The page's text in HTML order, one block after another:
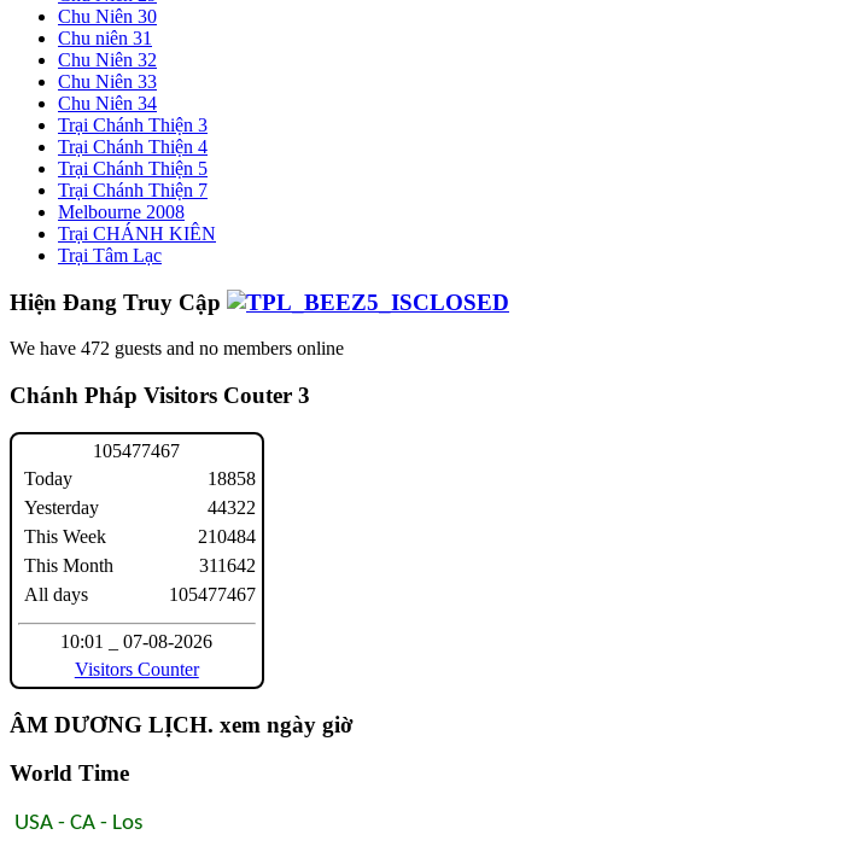
Chu Niên 30
Chu niên 31
Chu Niên 32
Chu Niên 33
Chu Niên 34
Trại Chánh Thiện 3
Trại Chánh Thiện 4
Trại Chánh Thiện 5
Trại Chánh Thiện 7
Melbourne 2008
Trại CHÁNH KIÊN
Trại Tâm Lạc
Hiện Đang Truy Cập
We have 472 guests and no members online
Chánh Pháp Visitors Couter 3
105477467
Today
Yesterday
This Week
This Month
All days
18858
44322
210484
311642
105477467
10:01 _ 07-08-2026
Visitors Counter
ÂM DƯƠNG LỊCH. xem ngày giờ
World Time
USA - CA - Los